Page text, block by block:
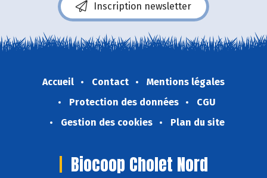
Inscription newsletter
Accueil Contact
Mentions légales
Protection des données
CGU
Gestion des cookies
Plan du site
Biocoop Cholet Nord